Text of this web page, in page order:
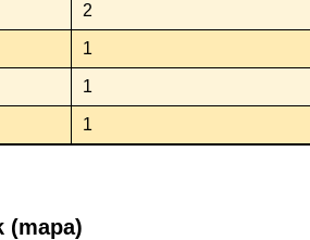
2
1
1
1
(mapa)